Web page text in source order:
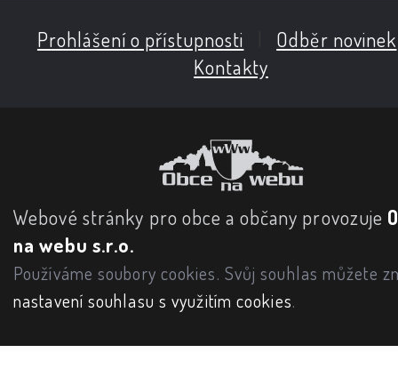
Prohlášení o přístupnosti Odběr novinek
Kontakty
Webové stránky pro obce a občany provozuje
na webu s.r.o.
Používáme soubory cookies. Svůj souhlas můžete
nastavení souhlasu s využitím cookies.